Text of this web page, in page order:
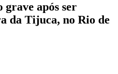
grave após ser
da Tijuca, no Rio de